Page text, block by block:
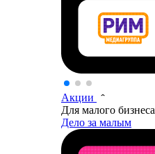
Акции
Для малого бизнеса
Дело за малым